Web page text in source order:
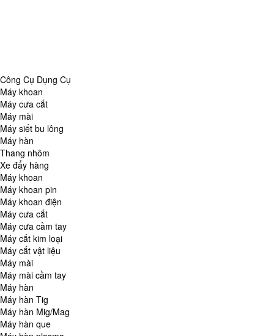
Công Cụ Dụng Cụ
Máy khoan
Máy cưa cắt
Máy mài
Máy siết bu lông
Máy hàn
Thang nhôm
Xe đẩy hàng
Máy khoan
Máy khoan pin
Máy khoan điện
Máy cưa cắt
Máy cưa cầm tay
Máy cắt kim loại
Máy cắt vật liệu
Máy mài
Máy mài cầm tay
Máy hàn
Máy hàn Tig
Máy hàn Mig/Mag
Máy hàn que